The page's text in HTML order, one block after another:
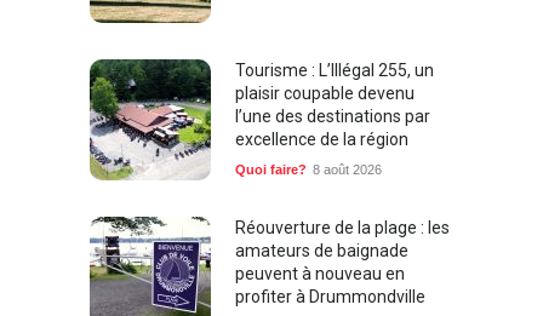
Tourisme : L’Illégal 255, un
plaisir coupable devenu
l’une des destinations par
excellence de la région
Quoi faire? 8 août 2026
Réouverture de la plage : les
amateurs de baignade
peuvent à nouveau en
profiter à Drummondville